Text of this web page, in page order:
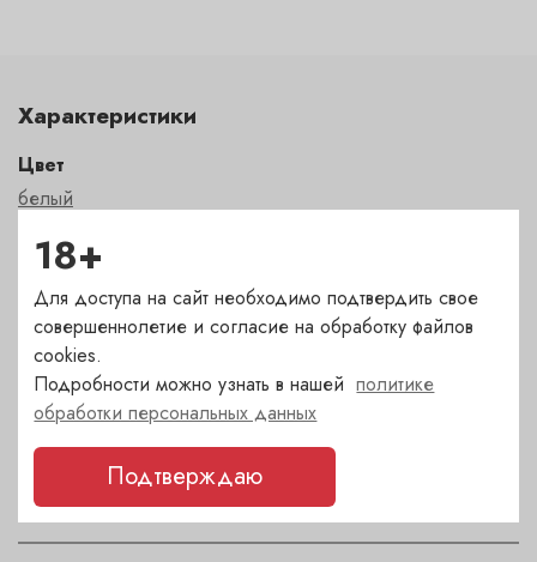
Характеристики
Цвет
белый
Сахар
брют
Страна
Франция
шардоне
18+
Для доступа на сайт необходимо подтвердить свое
совершеннолетие и согласие на обработку файлов
cookies.
Подробности можно узнать в нашейполитике
обработки персональных данных
Подтверждаю